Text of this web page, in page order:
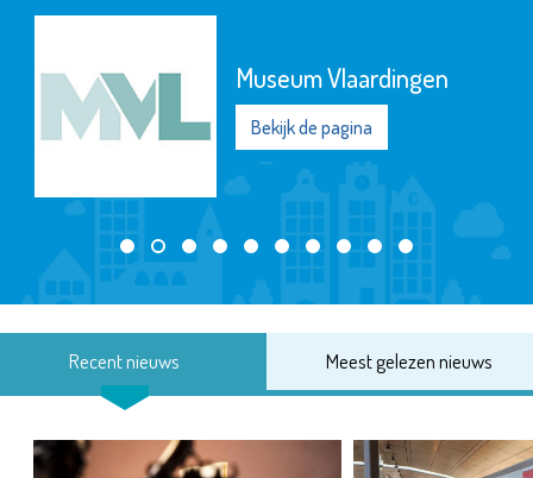
Fonds Schiedam
Vlaardingen e.o.
Bekijk de pagina
Recent nieuws Meest gelezen nieuws